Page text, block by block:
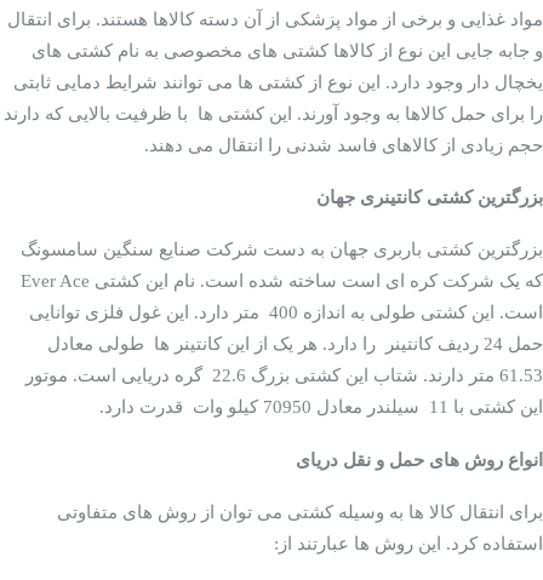
کشتی های مخصوص
مواد غذایی و برخی از مواد پزشکی از آن دسته کالاها هستند. برای انتقال
و جابه جایی این نوع از کالاها کشتی های مخصوصی به نام کشتی های
یخچال دار وجود دارد. این نوع از کشتی ها می توانند شرایط دمایی ثابتی
را برای حمل کالاها به وجود آورند. این کشتی ها با ظرفیت بالایی که دارند
حجم زیادی از کالاهای فاسد شدنی را انتقال می دهند.
بزرگترین کشتی کانتینری جهان
بزرگترین کشتی باربری جهان به دست شرکت صنایع سنگین سامسونگ
که یک شرکت کره ای است ساخته شده است. نام این کشتی Ever Ace
است. این کشتی طولی به اندازه 400 متر دارد. این غول فلزی توانایی
حمل 24 ردیف کانتینر را دارد. هر یک از این کانتینر ها طولی معادل
61.53 متر دارند. شتاب این کشتی بزرگ 22.6 گره دریایی است. موتور
این کشتی با 11 سیلندر معادل 70950 کیلو وات قدرت دارد.
انواع روش های حمل و نقل دریای
برای انتقال کالا ها به وسیله کشتی می توان از روش های متفاوتی
استفاده کرد. این روش ها عبارتند از: